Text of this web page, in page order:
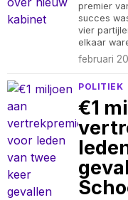
premier
succes
vier
elkaar
februari
POLITIEK
€1